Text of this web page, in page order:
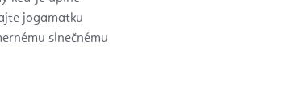
jogamatku
slnečnému